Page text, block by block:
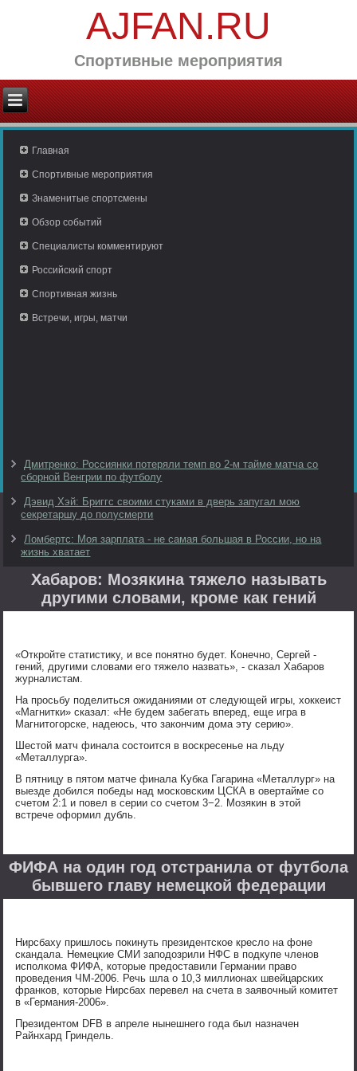
AJFAN.RU
Спортивные мероприятия
Главная
Спортивные мероприятия
Знаменитые спортсмены
Обзор событий
Специалисты комментируют
Российский спорт
Спортивная жизнь
Встречи, игры, матчи
Дмитренко: Россиянки потеряли темп во 2-м тайме матча со
сборной Венгрии по футболу
Дэвид Хэй: Бриггс своими стуками в дверь запугал мою
секретаршу до полусмерти
Ломбертс: Моя зарплата - не самая большая в России, но на
жизнь хватает
Хабаров: Мозякина тяжело называть
другими словами, кроме как гений
«Откройте статистику, и все понятно будет. Конечно, Сергей -
гений, другими словами его тяжело назвать», - сказал Хабаров
журналистам.
На просьбу поделиться ожиданиями от следующей игры, хоккеист
«Магнитки» сказал: «Не будем забегать вперед, еще игра в
Магнитогорске, надеюсь, что закончим дома эту серию».
Шестой матч финала состоится в воскресенье на льду
«Металлурга».
В пятницу в пятом матче финала Кубка Гагарина «Металлург» на
выезде добился победы над московским ЦСКА в овертайме со
счетом 2:1 и повел в серии со счетом 3−2. Мозякин в этой
встрече оформил дубль.
ФИФА на один год отстранила от футбола
бывшего главу немецкой федерации
Нирсбаху пришлось покинуть президентское кресло на фоне
скандала. Немецкие СМИ заподозрили НФС в подкупе членов
исполкома ФИФА, которые предоставили Германии право
проведения ЧМ-2006. Речь шла о 10,3 миллионах швейцарских
франков, которые Нирсбах перевел на счета в заявочный комитет
в «Германия-2006».
Президентом DFB в апреле нынешнего года был назначен
Райнхард Гриндель.